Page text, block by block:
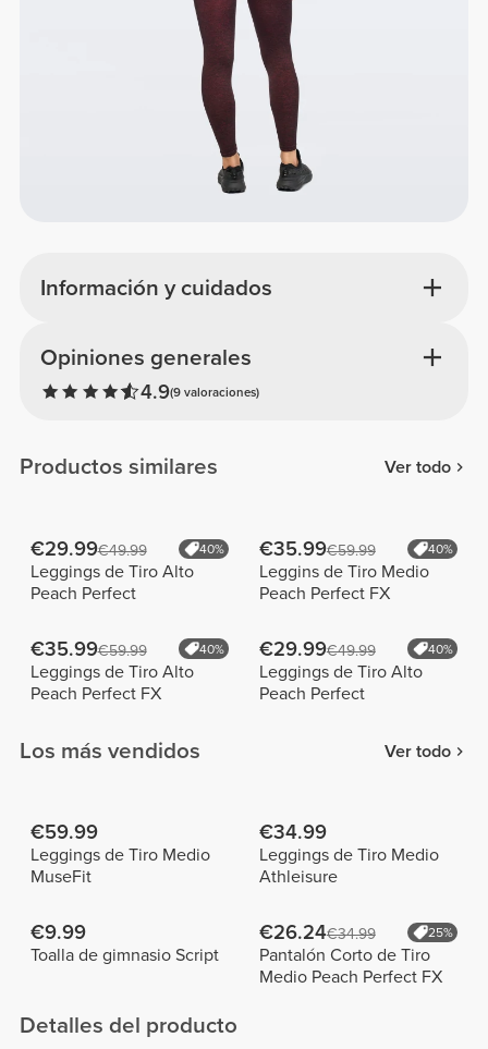
Información y cuidados
Opiniones generales
4.9(9 valoraciones)
Productos similares Ver todo
€29.99€49.99 40%
Leggings de Tiro Alto
Peach Perfect
€35.99€59.99 40%
Leggins de Tiro Medio
Peach Perfect FX
€35.99€59.99 40%
Leggings de Tiro Alto
Peach Perfect FX
€29.99€49.99 40%
Leggings de Tiro Alto
Peach Perfect
Los más vendidos Ver todo
€59.99
Leggings de Tiro Medio
MuseFit
€34.99
Leggings de Tiro Medio
Athleisure
€9.99
Toalla de gimnasio Script
€26.24€34.99 25%
Pantalón Corto de Tiro
Medio Peach Perfect FX
Detalles del producto